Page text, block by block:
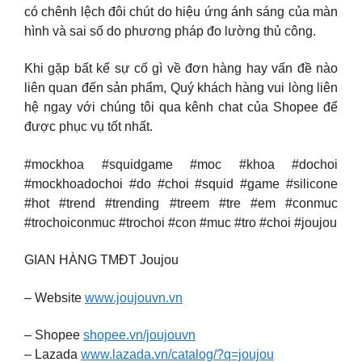
có chênh lệch đôi chút do hiệu ứng ánh sáng của màn
hình và sai số do phương pháp đo lường thủ công.
Khi gặp bất kể sự cố gì về đơn hàng hay vấn đề nào
liên quan đến sản phẩm, Quý khách hàng vui lòng liên
hệ ngay với chúng tôi qua kênh chat của Shopee để
được phục vụ tốt nhất.
#mockhoa #squidgame #moc #khoa #dochoi
#mockhoadochoi #do #choi #squid #game #silicone
#hot #trend #trending #treem #tre #em #conmuc
#trochoiconmuc #trochoi #con #muc #tro #choi #joujou
GIAN HÀNG TMĐT Joujou
– Website www.joujouvn.vn
– Shopee shopee.vn/joujouvn
– Lazada www.lazada.vn/catalog/?q=joujou